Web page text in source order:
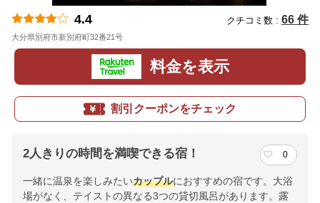
4.4 クチコミ数 : 66 件
大分県別府市新別府町32番21号
料金を表示
割引クーポンをチェック
2人きりの時間を満喫できる宿！ 0
一緒に温泉を楽しみたいカップルにおすすめの宿です。大浴
場がなく、テイストの異なる3つの貸切風呂があります。露